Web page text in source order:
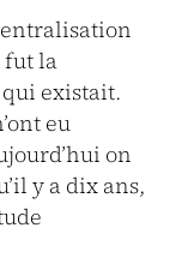
fut la
existait.
eu
on
y a dix ans,